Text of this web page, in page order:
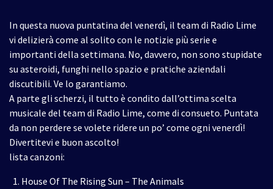
In questa nuova puntatina del venerdì, il team di Radio Lime
vi delizierà come al solito con le notizie più serie e
importanti della settimana. No, davvero, non sono stupidate
su asteroidi, funghi nello spazio e pratiche aziendali
discutibili. Ve lo garantiamo.
A parte gli scherzi, il tutto è condito dall’ottima scelta
musicale del team di Radio Lime, come di consueto. Puntata
da non perdere se volete ridere un po’ come ogni venerdì!
Divertitevi e buon ascolto!
lista canzoni:
House Of The Rising Sun – The Animals